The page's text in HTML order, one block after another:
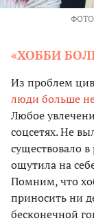
ФОТО
«ХОББИ
Из проблем
люди больше
Любое
соцсетях. Не
существовало
ощутила на
Помним, что
приносить ни
бесконечной